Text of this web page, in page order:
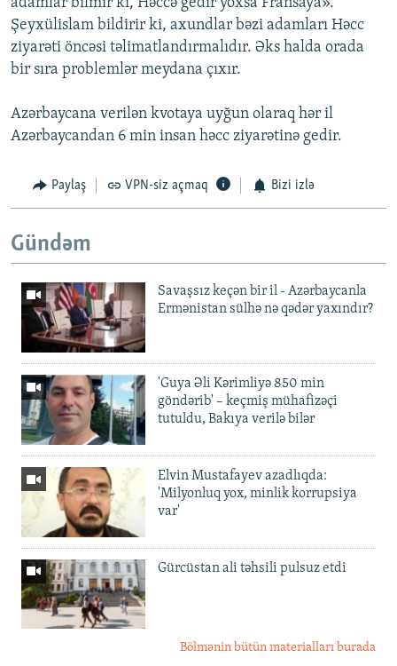
adamlar bilmir ki, Həccə gedir yoxsa Fransaya».
Şeyxülislam bildirir ki, axundlar bəzi adamları Həcc
ziyarəti öncəsi təlimatlandırmalıdır. Əks halda orada
bir sıra problemlər meydana çıxır.
Azərbaycana verilən kvotaya uyğun olaraq hər il
Azərbaycandan 6 min insan həcc ziyarətinə gedir.
Paylaş VPN-siz açmaq Bizi izlə
Gündəm
Savaşsız keçən bir il - Azərbaycanla
Ermənistan sülhə nə qədər yaxındır?
'Guya Əli Kərimliyə 850 min
göndərib' – keçmiş mühafizəçi
tutuldu, Bakıya verilə bilər
Elvin Mustafayev azadlıqda:
'Milyonluq yox, minlik korrupsiya
var'
Gürcüstan ali təhsili pulsuz etdi
Bölmənin bütün materialları burada